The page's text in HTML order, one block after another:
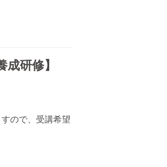
研修】
ので、受講希望